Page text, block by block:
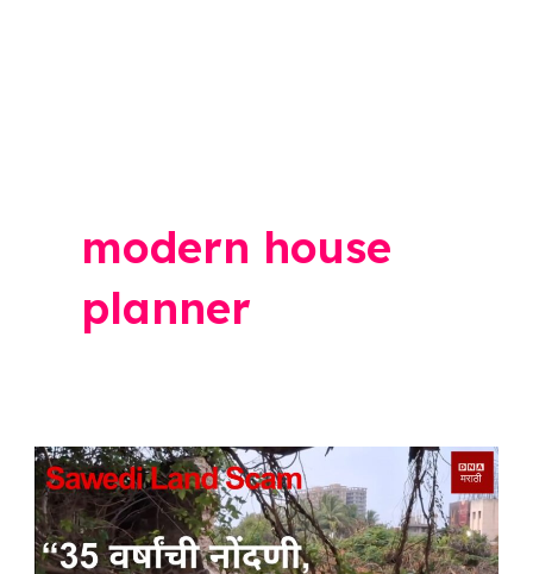
modern house
planner
land
Scam
Sawedi